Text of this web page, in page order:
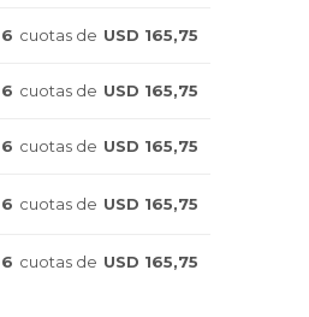
6 cuotas de USD 165,75
6 cuotas de USD 165,75
6 cuotas de USD 165,75
6 cuotas de USD 165,75
6 cuotas de USD 165,75